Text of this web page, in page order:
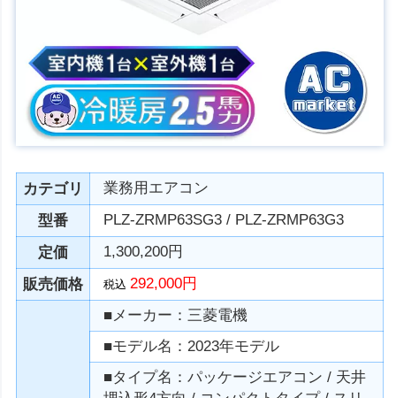
カテゴリ
業務用エアコン
型番
PLZ-ZRMP63SG3 / PLZ-ZRMP63G3
定価
1,300,200円
販売価格
税込292,000円
■メーカー：三菱電機
■モデル名：2023年モデル
■タイプ名：パッケージエアコン / 天井